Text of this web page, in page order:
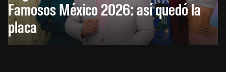
Famosos México 2026: así quedó la
placa